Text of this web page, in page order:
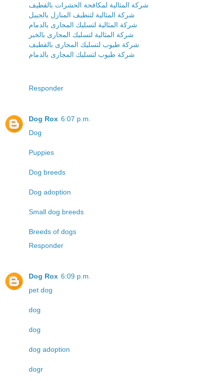
شركة المثالية لمكافحة الحشرات بالقطيف
شركة المثالية لتنظيف المنازل بالجبيل
شركة المثالية لتسليك المجارى بالدمام
شركة المثالية لتسليك المجارى بالخبر
شركة طيوب لتسليك المجارى بالقطيف
شركة طيوب لتسليك المجارى بالدمام
Responder
Dog Rox 6:07 p.m.
Dog
Puppies
Dog breeds
Dog adoption
Small dog breeds
Breeds of dogs
Responder
Dog Rox 6:09 p.m.
pet dog
dog
dog
dog adoption
dogr